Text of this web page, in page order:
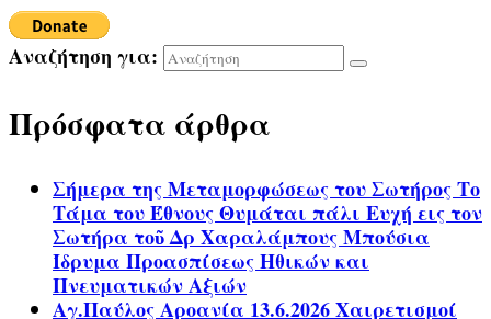
Αναζήτηση για:
Πρόσφατα άρθρα
Σήμερα της Μεταμορφώσεως του Σωτήρος Το
Τάμα του Έθνους Θυμάται πάλι Ευχή εις τον
Σωτήρα τοῦ Δρ Χαραλάμπους Μπούσια
Ίδρυμα Προασπίσεως Ηθικών και
Πνευματικών Αξιών
Αγ.Παύλος Αροανία 13.6.2026 Χαιρετισμοί